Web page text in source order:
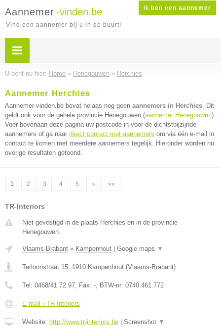
Ik ben een aannemer
Aannemer -vinden.be
Vind een aannemer bij u in de buurt!
U bent nu hier: Home » Henegouwen » Herchies
Aannemer Herchies
Aannemer-vinden.be bevat helaas nog geen aannemers in Herchies. Dit
geldt ook voor de gehele provincie Henegouwen (aannemer Henegouwen).
Voer bovenaan deze pagina uw postcode in voor de dichtstbijzijnde
aannemers of ga naar direct contact met aannemers om via één e-mail in
contact te komen met meerdere aannemers tegelijk. Hieronder worden nu
overige resultaten getoond.
1 2 3 4 5 » »»
TR-Interiors
Niet gevestigd in de plaats Herchies en in de provincie
Henegouwen.
Vlaams-Brabant » Kampenhout Google maps ▼
Terloonstraat 15, 1910 Kampenhout (Vlaams-Brabant)
Tel: 0468/41.72.97, Fax: -, BTW-nr: 0740.461.772
E-mail › TR-Interiors
Website: http://www.tr-interiors.be Screenshot ▼